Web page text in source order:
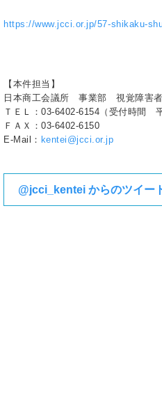
https://www.jcci.or.jp/57-shikaku-
【本件担当】
日本商工会議所 事業部 視覚障害
ＴＥＬ：03-6402-6154（受付時間
ＦＡＸ：03-6402-6150
E-Mail： kentei@jcci.or.jp
@jcci_kentei からのツイー